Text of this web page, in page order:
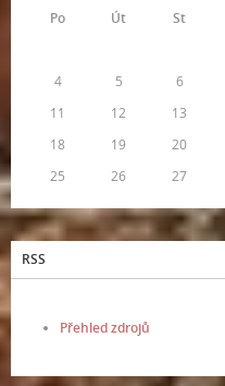
Po
Út St
4
5 6
11
12 13
18
19 20
25
26 27
RSS
Přehled zdrojů